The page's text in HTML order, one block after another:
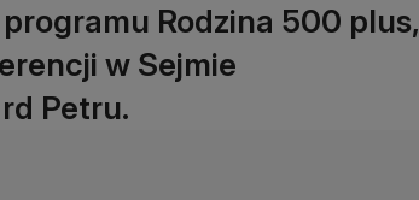
Rodzina 500 plus,
w Sejmie
Petru.